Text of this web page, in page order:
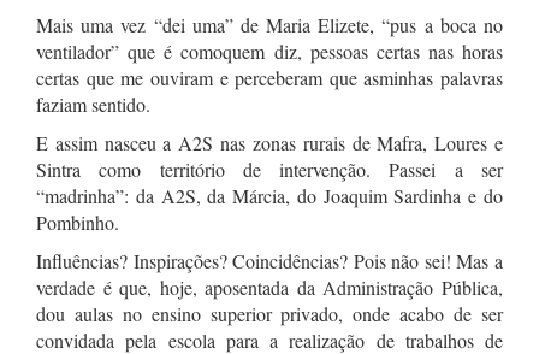
Mais uma vez “dei uma” de Maria Elizete, “pus a boca no
ventilador” que é comoquem diz, pessoas certas nas horas
certas que me ouviram e perceberam que asminhas palavras
faziam sentido.
E assim nasceu a A2S nas zonas rurais de Mafra, Loures e
Sintra como território de intervenção. Passei a ser
“madrinha”: da A2S, da Márcia, do Joaquim Sardinha e do
Pombinho.
Influências? Inspirações? Coincidências? Pois não sei! Mas a
verdade é que, hoje, aposentada da Administração Pública,
dou aulas no ensino superior privado, onde acabo de ser
convidada pela escola para a realização de trabalhos de